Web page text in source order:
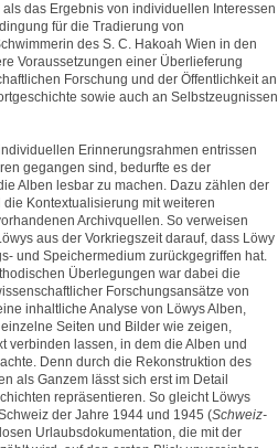
das Ergebnis von individuellen Interessen
für die Tradierung von
des S. C. Hakoah Wien in den
Voraussetzungen einer Überlieferung
Forschung und der Öffentlichkeit an
sowie auch an Selbstzeugnissen
Erinnerungsrahmen entrissen
gegangen sind, bedurfte es der
Alben lesbar zu machen. Dazu zählen der
Kontextualisierung mit weiteren
Archivquellen. So verweisen
aus der Vorkriegszeit darauf, dass Löwy
und Speichermedium zurückgegriffen hat.
Überlegungen war dabei die
Forschungsansätze von
inhaltliche Analyse von Löwys Alben,
Seiten und Bilder wie zeigen,
verbinden lassen, in dem die Alben und
Denn durch die Rekonstruktion des
als Ganzem lässt sich erst im Detail
repräsentieren. So gleicht Löwys
der Jahre 1944 und 1945 (Schweiz-
Urlaubsdokumentation, die mit der